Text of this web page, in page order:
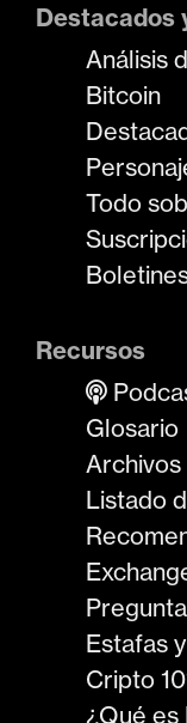
Destacados
Análisis
Bitcoin
Todo
Recursos
Glosario
Archivos
Listado
Estafas
Cripto
¿Qué es